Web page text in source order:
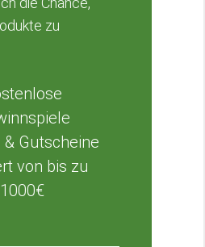
zu
& Gutscheine
von bis zu
1000€